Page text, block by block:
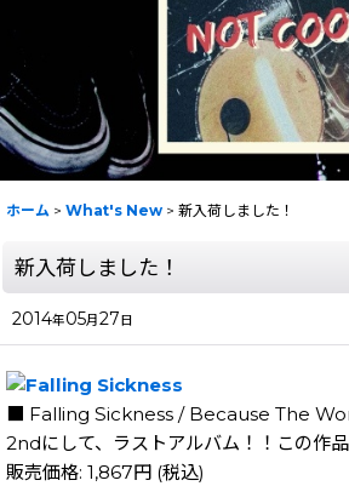
ホーム > What's New > 新入荷しました！
新入荷しました！
2014年05月27日
■ Falling Sickness / Because The
2ndにして、ラストアルバム！！この作
販売価格: 1,867円 (税込)